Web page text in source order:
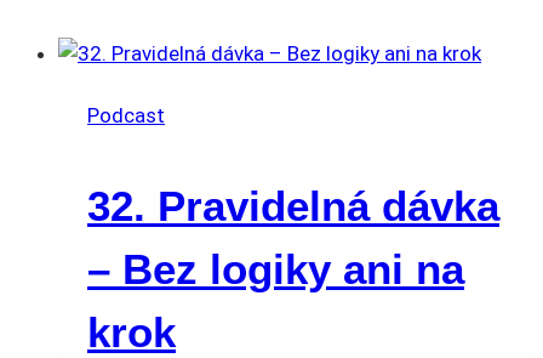
Podcast
32. Pravidelná dávka
– Bez logiky ani na
krok